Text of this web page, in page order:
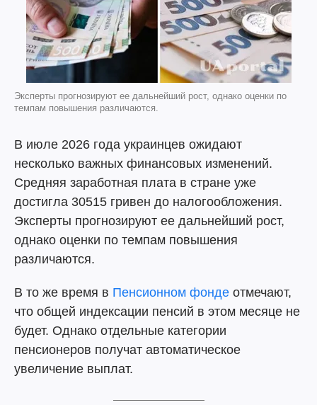
Эксперты прогнозируют ее дальнейший рост, однако оценки по
темпам повышения различаются.
В июле 2026 года украинцев ожидают
несколько важных финансовых изменений.
Средняя заработная плата в стране уже
достигла 30515 гривен до налогообложения.
Эксперты прогнозируют ее дальнейший рост,
однако оценки по темпам повышения
различаются.
В то же время в Пенсионном фонде отмечают,
что общей индексации пенсий в этом месяце не
будет. Однако отдельные категории
пенсионеров получат автоматическое
увеличение выплат.